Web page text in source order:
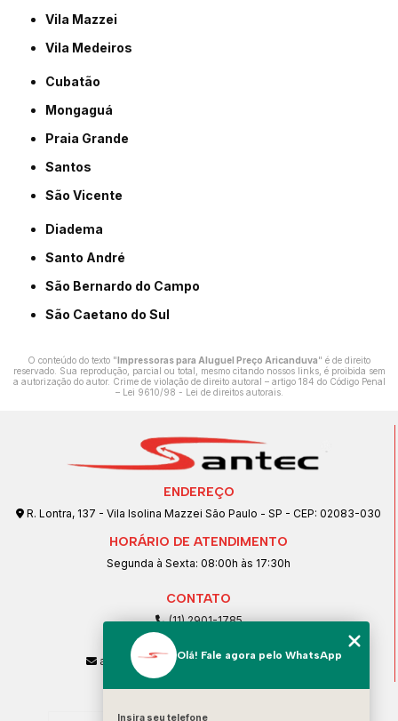
Vila Mazzei
Vila Medeiros
Cubatão
Mongaguá
Praia Grande
Santos
São Vicente
Diadema
Santo André
São Bernardo do Campo
São Caetano do Sul
O conteúdo do texto "Impressoras para Aluguel Preço Aricanduva" é de direito
reservado. Sua reprodução, parcial ou total, mesmo citando nossos links, é proibida sem
a autorização do autor. Crime de violação de direito autoral – artigo 184 do Código Penal
– Lei 9610/98 - Lei de direitos autorais.
ENDEREÇO
R. Lontra, 137 - Vila Isolina Mazzei São Paulo - SP - CEP: 02083-030
HORÁRIO DE ATENDIMENTO
Segunda à Sexta: 08:00h às 17:30h
CONTATO
(11) 2901-1785
(11) 99239-1832
atendimento@santeccopiadoras.com.br
Olá! Fale agora pelo WhatsApp
Insira seu telefone